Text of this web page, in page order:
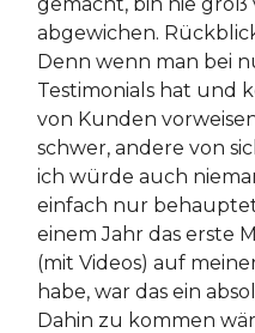
abgewichen.
Denn wenn man bei
Testimonials hat und
von Kunden
schwer, andere von
ich würde auch
einfach nur behauptet
einem Jahr das erste
(mit Videos) auf
habe, war das ein
Dahin zu kommen